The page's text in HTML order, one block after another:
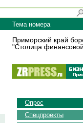
Тема номера
Приморский край
"Столица
Опрос
Спецпроекты